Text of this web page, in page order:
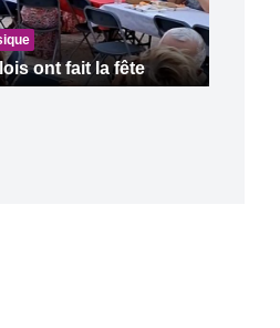
ont fait la fête